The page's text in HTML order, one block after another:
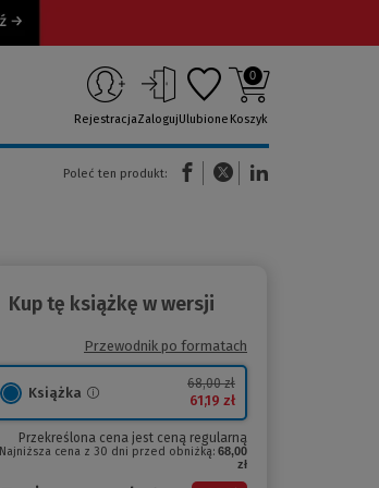
RejestracjaZalogujUlubione
0
Koszyk
Poleć ten produkt:
(Nowe okno)(Link do innej strony)
Kup tę książkę w wersji
Przewodnik po formatach
Książka
68,00 zł
61,19 zł
Przekreślona cena jest ceną regularną
Najniższa cena z 30 dni przed obniżką: 68,00
zł